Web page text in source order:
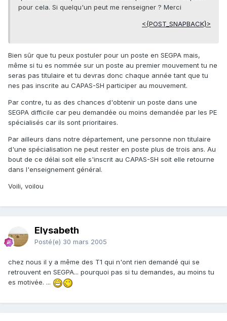
pour cela. Si quelqu'un peut me renseigner ? Merci
<{POST_SNAPBACK}>
Bien sûr que tu peux postuler pour un poste en SEGPA mais,
même si tu es nommée sur un poste au premier mouvement tu ne
seras pas titulaire et tu devras donc chaque année tant que tu
nes pas inscrite au CAPAS-SH participer au mouvement.
Par contre, tu as des chances d'obtenir un poste dans une
SEGPA difficile car peu demandée ou moins demandée par les PE
spécialisés car ils sont prioritaires.
Par ailleurs dans notre département, une personne non titulaire
d'une spécialisation ne peut rester en poste plus de trois ans. Au
bout de ce délai soit elle s'inscrit au CAPAS-SH soit elle retourne
dans l'enseignement général.
Voili, voilou
Elysabeth
Posté(e) 30 mars 2005
chez nous il y a même des T1 qui n'ont rien demandé qui se
retrouvent en SEGPA... pourquoi pas si tu demandes, au moins tu
es motivée. ...